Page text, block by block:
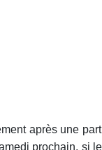
après une
prochain, si